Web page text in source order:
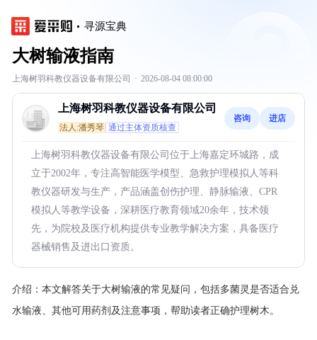
寻源宝典
大树输液指南
上海树羽科教仪器设备有限公司 · 2026-08-04 08:00:00
上海树羽科教仪器设备有限公司
法人:潘秀琴 通过主体资质核查
咨询 进店
上海树羽科教仪器设备有限公司位于上海嘉定环城路，成
立于2002年，专注高智能医学模型、急救护理模拟人等科
教仪器研发与生产，产品涵盖创伤护理、静脉输液、CPR
模拟人等教学设备，深耕医疗教育领域20余年，技术领
先，为院校及医疗机构提供专业教学解决方案，具备医疗
器械销售及进出口资质。
介绍： 本文解答关于大树输液的常见疑问，包括多菌灵是否适合兑
水输液、其他可用药剂及注意事项，帮助读者正确护理树木。